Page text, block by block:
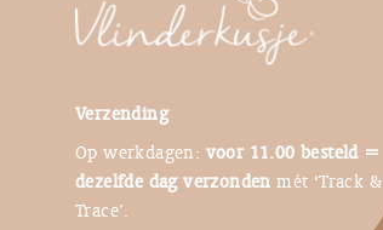
Verzending
Op werkdagen: voor 11.00 besteld =
dezelfde dag verzonden mét ‘Track &
Trace’.